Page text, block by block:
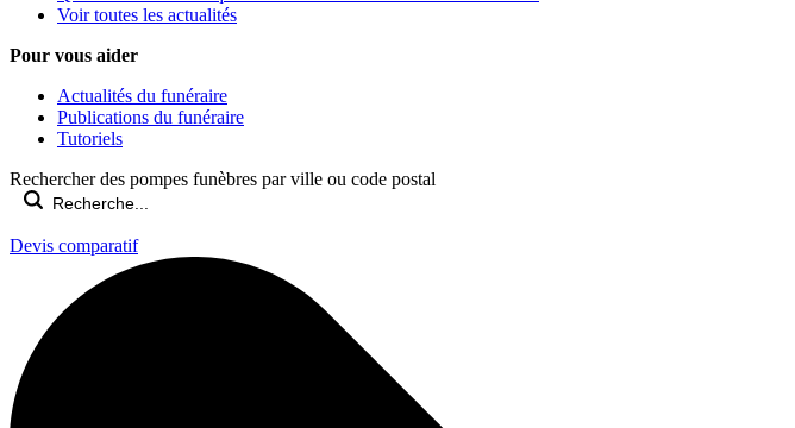
Voir toutes les actualités
Pour vous aider
Actualités du funéraire
Publications du funéraire
Tutoriels
Rechercher des pompes funèbres par ville ou code postal
Devis comparatif